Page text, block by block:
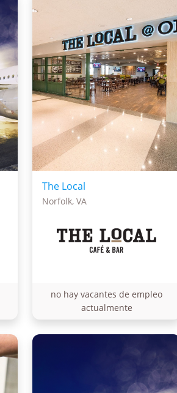
The Local
Norfolk, VA
no hay vacantes de empleo
actualmente